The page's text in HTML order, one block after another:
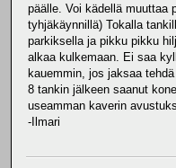
päälle. Voi kädellä muuttaa
tyhjäkäynnillä) Tokalla
parkiksella ja pikku pikku
alkaa kulkemaan. Ei saa
kauemmin, jos jaksaa
8 tankin jälkeen saanut
useamman kaverin
-Ilmari